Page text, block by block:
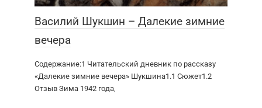
Василий Шукшин – Далекие зимние
вечера
Содержание:1 Читательский дневник по рассказу
«Далекие зимние вечера» Шукшина1.1 Сюжет1.2
Отзыв Зима 1942 года,